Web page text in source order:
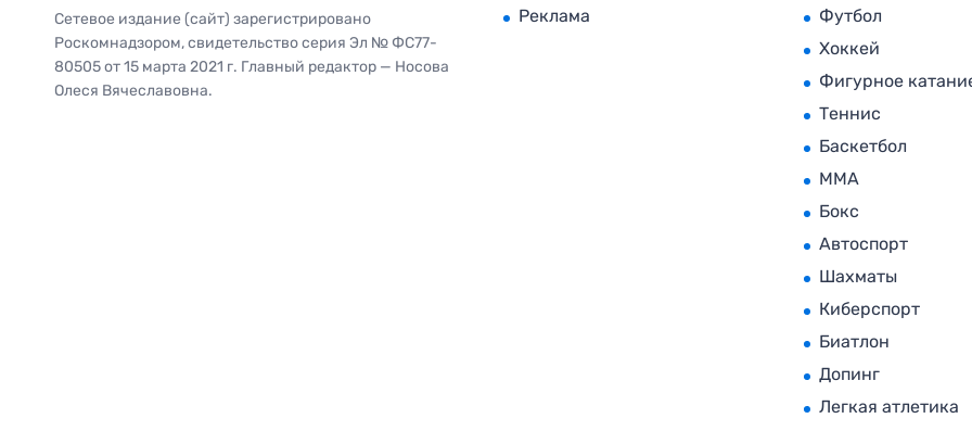
Сетевое издание (сайт) зарегистрировано
Роскомнадзором, свидетельство серия Эл № ФС77-
80505 от 15 марта 2021 г. Главный редактор — Носова
Олеся Вячеславовна.
Реклама
Футбол
Хоккей
Фигурное
Теннис
Баскетбол
MMA
Бокс
Автоспорт
Шахматы
Киберспорт
Биатлон
Допинг
Легкая атлетика